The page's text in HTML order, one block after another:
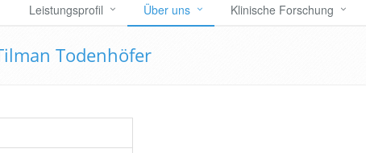
Leistungsprofil Über uns Klinische Forschung
Todenhöfer